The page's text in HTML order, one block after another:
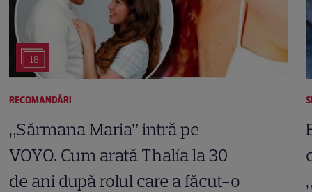
18
RECOMANDĂRI
„Sărmana Maria” intră pe
VOYO. Cum arată Thalía la 30
de ani după rolul care a făcut-o